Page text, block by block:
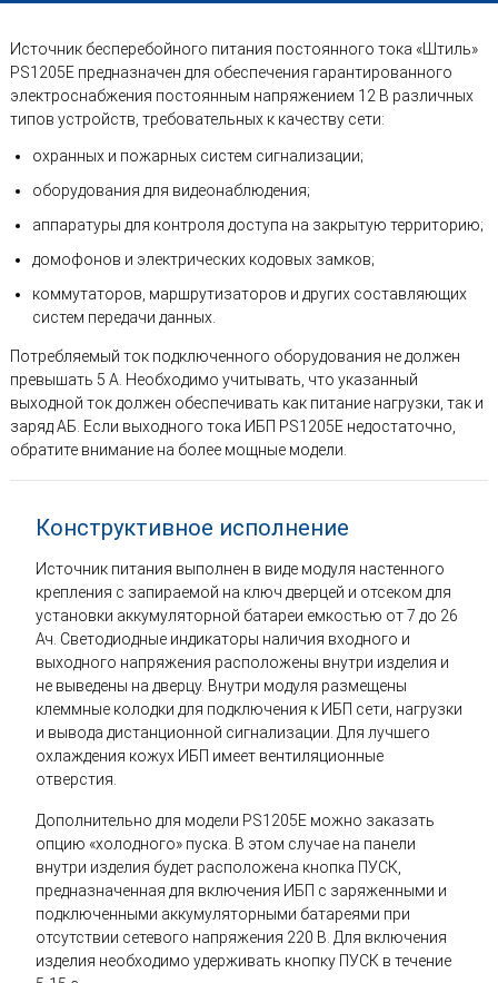
Источник бесперебойного питания постоянного тока «Штиль»
PS1205E предназначен для обеспечения гарантированного
электроснабжения постоянным напряжением 12 В различных
типов устройств, требовательных к качеству сети:
охранных и пожарных систем сигнализации;
оборудования для видеонаблюдения;
аппаратуры для контроля доступа на закрытую территорию;
домофонов и электрических кодовых замков;
коммутаторов, маршрутизаторов и других составляющих
систем передачи данных.
Потребляемый ток подключенного оборудования не должен
превышать 5 А. Необходимо учитывать, что указанный
выходной ток должен обеспечивать как питание нагрузки, так и
заряд АБ. Если выходного тока ИБП PS1205E недостаточно,
обратите внимание на более мощные модели.
Конструктивное исполнение
Источник питания выполнен в виде модуля настенного
крепления с запираемой на ключ дверцей и отсеком для
установки аккумуляторной батареи емкостью от 7 до 26
Ач. Светодиодные индикаторы наличия входного и
выходного напряжения расположены внутри изделия и
не выведены на дверцу. Внутри модуля размещены
клеммные колодки для подключения к ИБП сети, нагрузки
и вывода дистанционной сигнализации. Для лучшего
охлаждения кожух ИБП имеет вентиляционные
отверстия.
Дополнительно для модели PS1205E можно заказать
опцию «холодного» пуска. В этом случае на панели
внутри изделия будет расположена кнопка ПУСК,
предназначенная для включения ИБП с заряженными и
подключенными аккумуляторными батареями при
отсутствии сетевого напряжения 220 В. Для включения
изделия необходимо удерживать кнопку ПУСК в течение